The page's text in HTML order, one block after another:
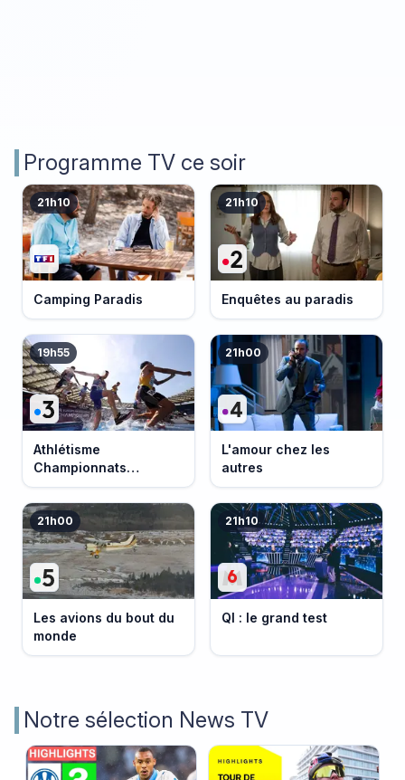
Programme TV ce soir
21h10
Camping Paradis
21h10
Enquêtes au paradis
19h55
Athlétisme
Championnats
d'Europe 2026
21h00
L'amour chez les
autres
21h00
Les avions du bout du
monde
21h10
QI : le grand test
Notre sélection News TV